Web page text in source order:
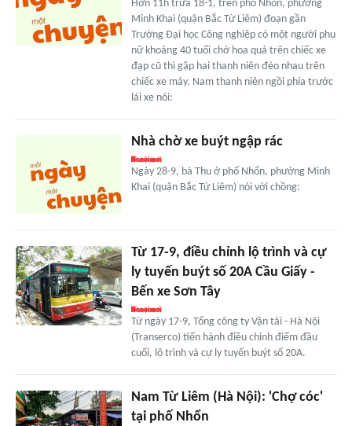
Hơn 11h trưa 18-1, trên phố Nhổn, phường
Minh Khai (quận Bắc Từ Liêm) đoạn gần
Trường Đại học Công nghiệp có một người phụ
nữ khoảng 40 tuổi chở hoa quả trên chiếc xe
đạp cũ thì gặp hai thanh niên đèo nhau trên
chiếc xe máy. Nam thanh niên ngồi phía trước
lái xe nói:
Nhà chờ xe buýt ngập rác
Ngày 28-9, bà Thu ở phố Nhổn, phường Minh
Khai (quận Bắc Từ Liêm) nói với chồng:
Từ 17-9, điều chỉnh lộ trình và cự
ly tuyến buýt số 20A Cầu Giấy -
Bến xe Sơn Tây
Từ ngày 17-9, Tổng công ty Vận tải - Hà Nội
(Transerco) tiến hành điều chỉnh điểm đầu
cuối, lộ trình và cự ly tuyến buýt số 20A.
Nam Từ Liêm (Hà Nội): 'Chợ cóc'
tại phố Nhổn